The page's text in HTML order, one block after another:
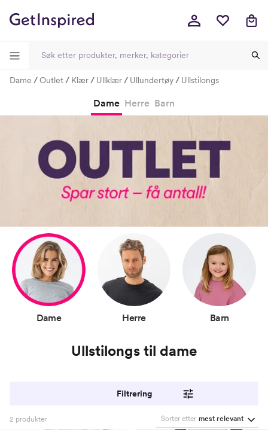
Dame Outlet Klær Ullklær Ullundertøy Ullstilongs
Dame Herre Barn
Dame Herre Barn
Ullstilongs til dame
Filtrering
2 produkter Sorter etter mest relevant
----